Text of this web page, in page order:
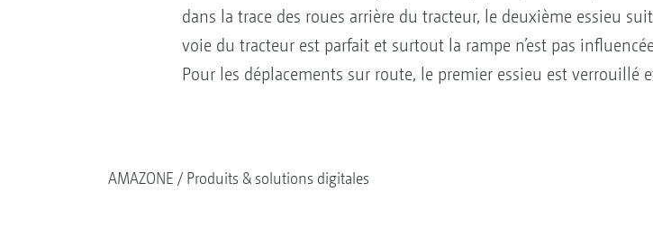
dans la trace des roues arrière du tracteur, le deuxième essieu
voie du tracteur est parfait et surtout la rampe n’est pas
Pour les déplacements sur route, le premier essieu est verrouillé
AMAZONE Produits & solutions digitales